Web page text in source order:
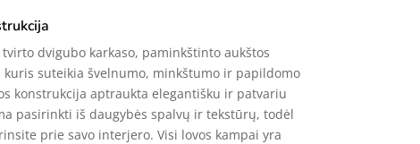
tvirto dvigubo karkaso, paminkštinto aukštos
kuris suteikia švelnumo, minkštumo ir papildomo
konstrukcija aptraukta elegantišku ir patvariu
pasirinkti iš daugybės spalvų ir tekstūrų, todėl
prie savo interjero. Visi lovos kampai yra